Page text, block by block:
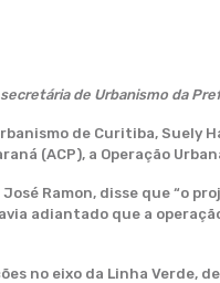
de Urbanismo da
de Curitiba, Suely
(ACP), a Operação
José Ramon, disse que “o
adiantado que a
no eixo da Linha Verde,